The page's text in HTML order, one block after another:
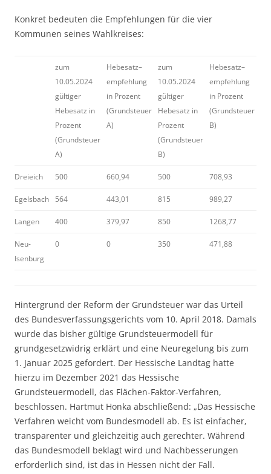
Konkret bedeuten die Empfehlungen für die vier
Kommunen seines Wahlkreises:
zum
10.05.2024
gültiger
Hebesatz in
Prozent
(Grundsteuer
A)
Hebesatz–
empfehlung
in Prozent
(Grundsteuer
A)
zum
10.05.2024
gültiger
Hebesatz in
Prozent
(Grundsteuer
B)
Hebesatz–
empfehlung
in Prozent
(Grundsteuer
B)
Dreieich 500 660,94 500 708,93
Egelsbach 564 443,01 815 989,27
Langen 400 379,97 850 1268,77
Neu-
Isenburg
0 0 350 471,88
Hintergrund der Reform der Grundsteuer war das Urteil
des Bundesverfassungsgerichts vom 10. April 2018. Damals
wurde das bisher gültige Grundsteuermodell für
grundgesetzwidrig erklärt und eine Neuregelung bis zum
1. Januar 2025 gefordert. Der Hessische Landtag hatte
hierzu im Dezember 2021 das Hessische
Grundsteuermodell, das Flächen-Faktor-Verfahren,
beschlossen. Hartmut Honka abschließend: „Das Hessische
Verfahren weicht vom Bundesmodell ab. Es ist einfacher,
transparenter und gleichzeitig auch gerechter. Während
das Bundesmodell beklagt wird und Nachbesserungen
erforderlich sind, ist das in Hessen nicht der Fall.